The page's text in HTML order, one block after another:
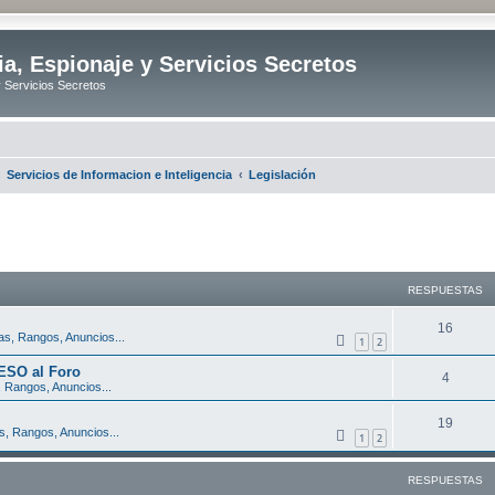
Espionaje y Servicios Secretos
Servicios Secretos
Servicios de Informacion e Inteligencia Legislación
RESPUESTAS
Rangos, Anuncios... 1 2
16
e
al Foro
Anuncios...
4R
e
p
Rangos, Anuncios... 1 2
19
e
s
RESPUESTAS